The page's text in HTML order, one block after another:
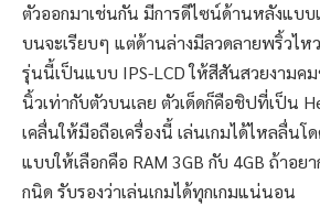
ตัวออกมาเช่นกัน มีการดีไซน์ด้านหลังแบ
บนจะเรียบๆ แต่ด้านล่างมีลวดลายพริ้วไห
รุ่นนี้เป็นแบบ IPS-LCD ให้สีสันสวยงามค
นิ้วเท่ากับตัวบนเลย ตัวเด็ดก็คือชิปที่เป็น
เคลื่นให้มือถือเครื่องนี้ เล่นเกมได้ไหลลื่นโ
แบบให้เลือกคือ RAM 3GB กับ 4GB ถ้าอย
กนิด รับรองว่าเล่นเกมได้ทุกเกมแน่นอน